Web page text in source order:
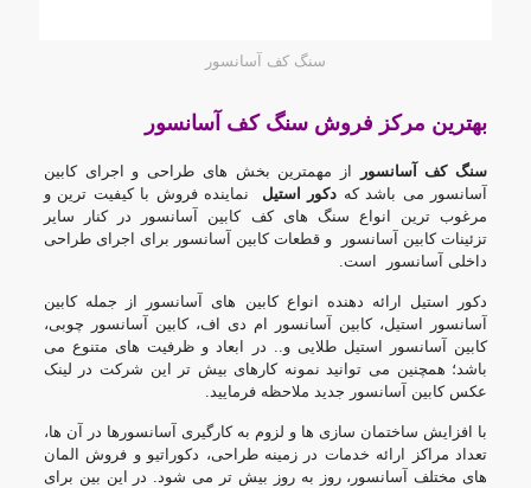
سنگ کف آسانسور
بهترین مرکز فروش سنگ کف آسانسور
سنگ کف آسانسور
از مهمترین بخش های طراحی و اجرای کابین
آسانسور می باشد که دکور استیل
نماینده فروش با کیفیت ترین و
مرغوب ترین انواع سنگ های کف کابین آسانسور در کنار سایر
تزئینات کابین آسانسور و قطعات کابین آسانسور برای اجرایطراحی
داخلی آسانسور
است.
دکور استیل ارائه دهنده انواع کابین های آسانسور از جملهکابین
آسانسور استیل، کابین آسانسور ام دی اف، کابین آسانسور چوبی،
کابین آسانسور استیل طلایی و.. در ابعاد و ظرفیت های متنوع می
باشد؛ همچنین می توانید نمونه کارهای بیش تر این شرکت در لینک
عکس کابین آسانسور جدیدملاحظه فرمایید.
با افزایش ساختمان سازی ها و لزوم به کارگیری آسانسورها در آن ها،
تعداد مراکز ارائه خدمات در زمینه طراحی، دکوراتیو و فروش المان
های مختلف آسانسور، روز به روز بیش تر می شود. در این بین برای